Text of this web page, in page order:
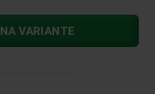
VARIANTE